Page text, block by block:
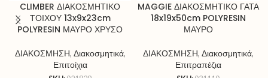
CLIMBER ΔΙΑΚΟΣΜΗΤΙΚΟ
ΤΟΙΧΟΥ 13x9x23cm
POLYRESIN ΜΑΥΡΟ ΧΡΥΣΟ
ΔΙΑΚΟΣΜΗΣΗ, Διακοσμητικά,
Επιτοίχια
MAGGIE ΔΙΑΚΟΣΜΗΤΙΚΟ ΓΑΤΑ
18x19x50cm POLYRESIN
ΜΑΥΡΟ
ΔΙΑΚΟΣΜΗΣΗ, Διακοσμητικά,
Επιτραπέζια